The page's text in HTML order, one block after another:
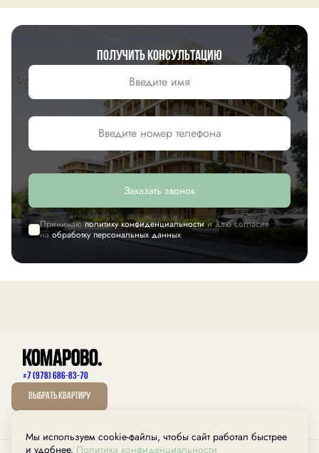
Получить консультацию
Заказать звонок
Принимаюполитику конфиденциальностии даю согласие
наобработку персональных данных
+7 (978) 686-83-70
Выбрать квартиру
дом.рф
Мы используем cookie-файлы, чтобы сайт работал быстрее
и удобнее. Политика конфиденциальности